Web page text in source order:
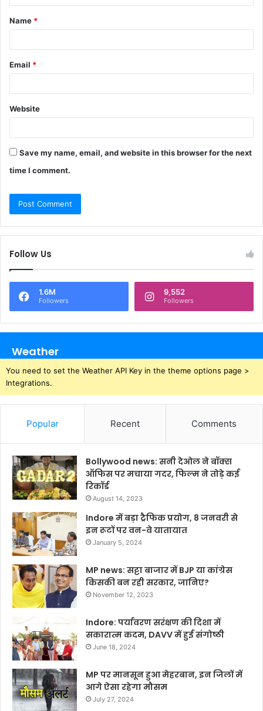
t
*
Name *
Email *
Website
Save my name, email, and website in this browser for the next
time I comment.
Follow Us
1.6M
Followers
9,552
Followers
Weather
You need to set the Weather API Key in the theme options page >
Integrations.
Popular Recent Comments
Bollywood news: सनी देओल ने बॉक्स
ऑफिस पर मचाया गदर, फिल्म ने तोड़े कई
रिकॉर्ड
August 14, 2023
Indore में बड़ा ट्रैफिक प्रयोग, 8 जनवरी से
इन रूटों पर वन-वे यातायात
January 5, 2024
MP news: सट्टा बाजार में BJP या कांग्रेस
किसकी बन रही सरकार, जानिए?
November 12, 2023
Indore: पर्यावरण सरंक्षण की दिशा में
सकारात्म कदम, DAVV में हुई संगोष्ठी
June 18, 2024
MP पर मानसून हुआ मेहरबान, इन जिलों में
आगे ऐसा रहेगा मौसम
July 27, 2024